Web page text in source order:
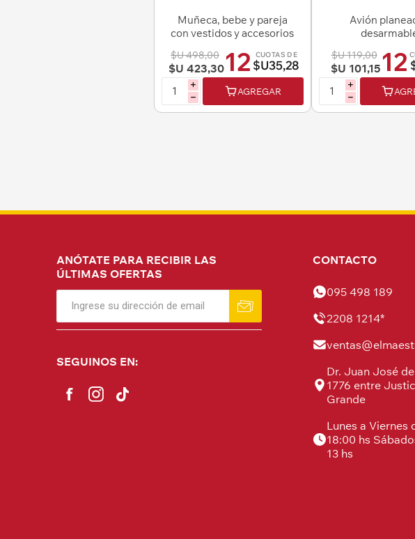
Muñeca, bebe y pareja
con vestidos y accesorios
$U 498,00
$U 423,3012 CUOTAS DE
$U35,28
i
h
AGREGAR
Avión
$U 119,00
$U 101,15 12
i
h
ANÓTATE PARA RECIBIR LAS
ÚLTIMAS OFERTAS
SEGUINOS EN:
CONTACTO
095 498 189
2208 1214*
Dr. Juan José
1776 entre
Grande
Lunes a Viernes
18:00 hs
13 hs